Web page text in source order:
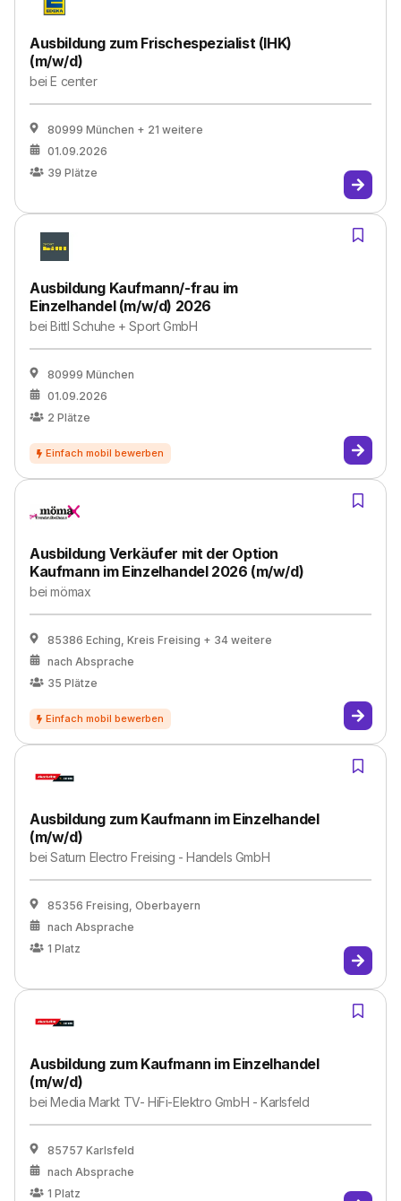
Ausbildung zum Frischespezialist (IHK)
(m/w/d)
beiE center
80999 München + 21 weitere
01.09.2026
39 Plätze
Ausbildung Kaufmann/-frau im
Einzelhandel (m/w/d) 2026
beiBittl Schuhe + Sport GmbH
80999 München
01.09.2026
2 Plätze
Ausbildung Verkäufer mit der Option
Kaufmann im Einzelhandel 2026 (m/w/d)
beimömax
85386 Eching, Kreis Freising + 34 weitere
nach Absprache
35 Plätze
Ausbildung zum Kaufmann im Einzelhandel
(m/w/d)
beiSaturn Electro Freising - Handels GmbH
85356 Freising, Oberbayern
nach Absprache
1 Platz
Ausbildung zum Kaufmann im Einzelhandel
(m/w/d)
beiMedia Markt TV- HiFi-Elektro GmbH - Karlsfeld
85757 Karlsfeld
nach Absprache
1 Platz